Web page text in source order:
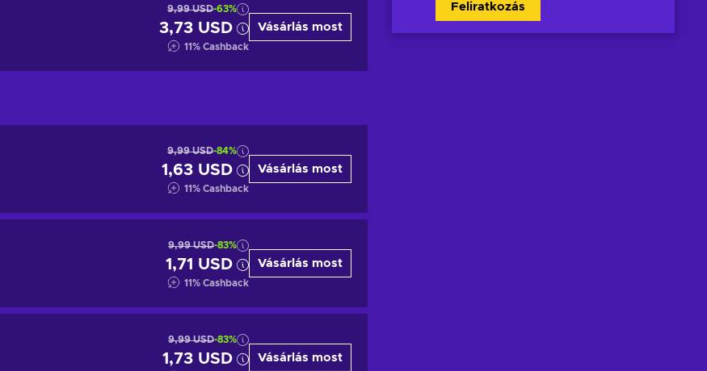
Feliratkozás
9,99 USD-63%
3,73 USD
11% Cashback
Vásárlás most
9,99 USD-84%
1,63 USD
11% Cashback
Vásárlás most
9,99 USD-83%
1,71 USD
11% Cashback
Vásárlás most
9,99 USD-83%
1,73 USD Vásárlás most